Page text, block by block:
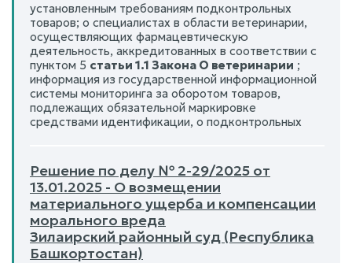
установленным требованиям подконтрольных
товаров; о специалистах в области ветеринарии,
осуществляющих фармацевтическую
деятельность, аккредитованных в соответствии с
пунктом 5 статьи 1.1 Закона О ветеринарии ;
информация из государственной информационной
системы мониторинга за оборотом товаров,
подлежащих обязательной маркировке
средствами идентификации, о подконтрольных
Решение по делу № 2-29/2025 от
13.01.2025 - О возмещении
материального ущерба и компенсации
морального вреда
Зилаирский районный суд (Республика
Башкортостан)